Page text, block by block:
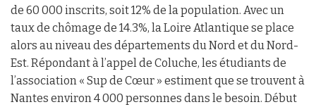
de 60 000 inscrits, soit 12% de la population. Avec un
taux de chômage de 14.3%, la Loire Atlantique se place
alors au niveau des départements du Nord et du Nord-
Est. Répondant à l’appel de Coluche, les étudiants de
l’association « Sup de Cœur » estiment que se trouvent à
Nantes environ 4 000 personnes dans le besoin. Début